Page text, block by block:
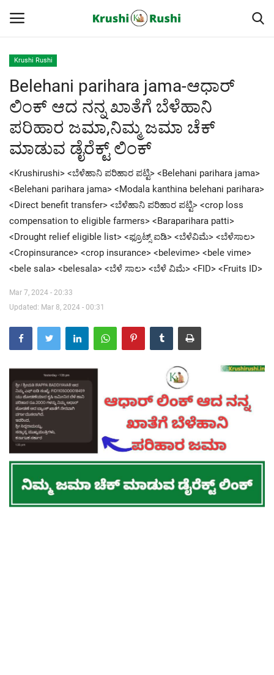
Home
Finance
Contact
ರೈತರ ಯಶೋಗಾಥೆಗಳು
Krushi Rushi
ಮುಂದಿನ 5 ದಿನಗಳ ಮಳೆ ಮಾಹಿತಿ
Gallery
Contact Us
Krushi Rushi
Belehani parihara jama-ಆಧಾರ್
ಲಿಂಕ್ ಆದ ನನ್ನ ಖಾತೆಗೆ ಬೆಳೆಹಾನಿ
ಪರಿಹಾರ ಜಮಾ,ನಿಮ್ಮ ಜಮಾ ಚೆಕ್
ಮಾಡುವ ಡೈರೆಕ್ಟ್ ಲಿಂಕ್
<Krushirushi> <ಬೆಳೆಹಾನಿ ಪರಿಹಾರ ಪಟ್ಟಿ> <Belehani parihara jama>
<Belehani parihara jama> <Modala kanthina belehani parihara>
<Direct benefit transfer> <ಬೆಳೆಹಾನಿ ಪರಿಹಾರ ಪಟ್ಟಿ> <crop loss
compensation to eligible farmers> <Baraparihara patti>
<Drought relief eligible list> <ಫ್ರೂಟ್ಸ್ ಐಡಿ> <ಬೆಳೆವಿಮೆ> <ಬೆಳೆಸಾಲ>
<Cropinsurance> <crop insurance> <belevime> <bele vime>
<bele sala> <belesala> <ಬೆಳೆ ಸಾಲ> <ಬೆಳೆ ವಿಮೆ> <FID> <Fruits ID>
Mar 7, 2024 - 20:33
Updated: Mar 8, 2024 - 00:31